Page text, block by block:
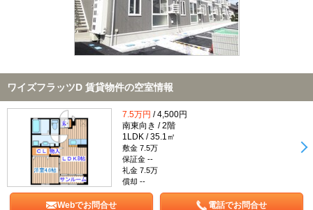
ワイズフラッツD 賃貸物件の空室情報
7.5万円 / 4,500円
南東向き / 2階
1LDK / 35.1㎡
敷金 7.5万
保証金 --
礼金 7.5万
償却 --
Webでお問合せ 電話でお問合せ